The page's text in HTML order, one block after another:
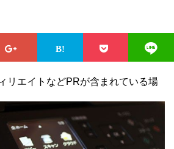
リエイトなどPRが含まれている場